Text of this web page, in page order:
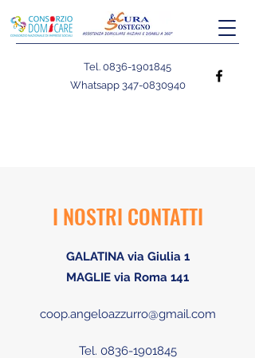
Tel. 0836-1901845
Whatsapp 347-0830940
I NOSTRI CONTATTI
GALATINA via Giulia 1
MAGLIE via Roma 141
coop.angeloazzurro@gmail.com
Tel. 0836-1901845